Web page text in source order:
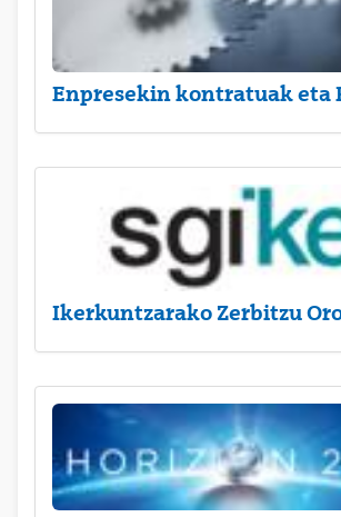
Enpresekin kontratuak eta
Ikerkuntzarako Zerbitzu